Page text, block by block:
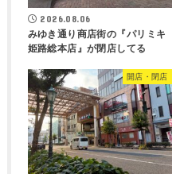
2026.08.06
みゆき通り商店街の『パリミキ
姫路総本店』が閉店してる
開店・閉店